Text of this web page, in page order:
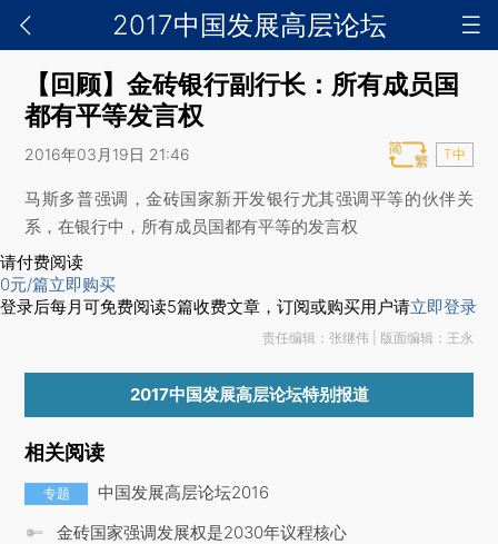
2017中国发展高层论坛
【回顾】金砖银行副行长：所有成员国
都有平等发言权
2016年03月19日 21:46 T中
马斯多普强调，金砖国家新开发银行尤其强调平等的伙伴关
系，在银行中，所有成员国都有平等的发言权
请付费阅读
0元/篇立即购买
登录后每月可免费阅读5篇收费文章，订阅或购买用户请立即登录
责任编辑：张继伟 | 版面编辑：王永
2017中国发展高层论坛特别报道
相关阅读
专题
中国发展高层论坛2016
金砖国家强调发展权是2030年议程核心